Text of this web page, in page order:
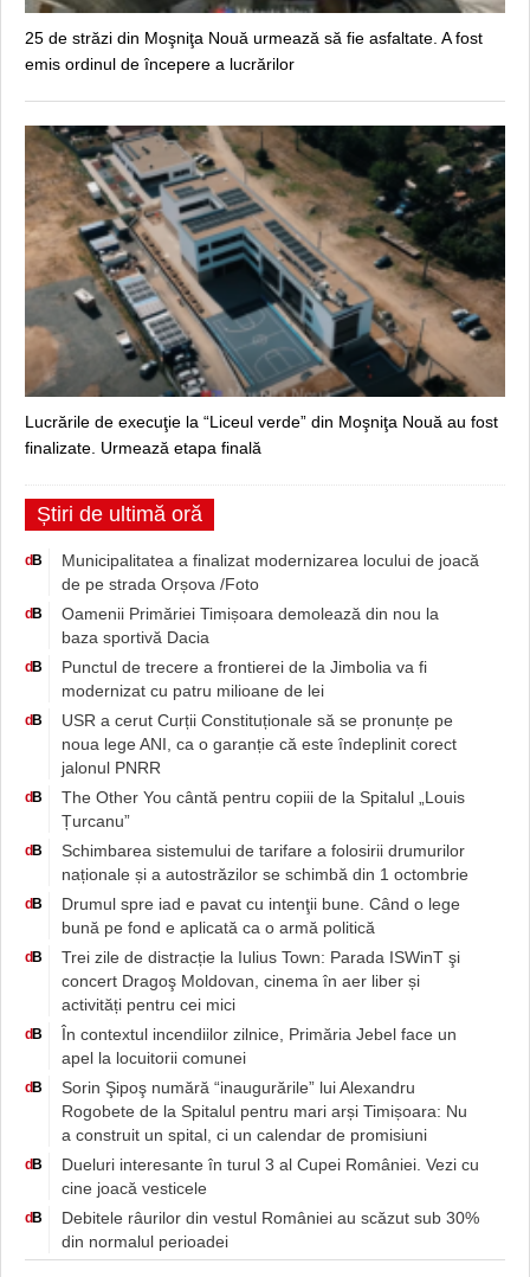
25 de străzi din Moşniţa Nouă urmează să fie asfaltate. A fost
emis ordinul de începere a lucrărilor
Lucrările de execuţie la “Liceul verde” din Moşniţa Nouă au fost
finalizate. Urmează etapa finală
Știri de ultimă oră
d B
Municipalitatea a finalizat modernizarea locului de joacă
de pe strada Orșova /Foto
d B
Oamenii Primăriei Timișoara demolează din nou la
baza sportivă Dacia
d B
Punctul de trecere a frontierei de la Jimbolia va fi
modernizat cu patru milioane de lei
d B
USR a cerut Curții Constituționale să se pronunțe pe
noua lege ANI, ca o garanție că este îndeplinit corect
jalonul PNRR
d B
The Other You cântă pentru copiii de la Spitalul „Louis
Țurcanu”
d B
Schimbarea sistemului de tarifare a folosirii drumurilor
naționale și a autostrăzilor se schimbă din 1 octombrie
d B
Drumul spre iad e pavat cu intenţii bune. Când o lege
bună pe fond e aplicată ca o armă politică
d B
Trei zile de distracție la Iulius Town: Parada ISWinT şi
concert Dragoş Moldovan, cinema în aer liber și
activități pentru cei mici
d B
În contextul incendiilor zilnice, Primăria Jebel face un
apel la locuitorii comunei
d B
Sorin Şipoş numără “inaugurările” lui Alexandru
Rogobete de la Spitalul pentru mari arși Timișoara: Nu
a construit un spital, ci un calendar de promisiuni
d B
Dueluri interesante în turul 3 al Cupei României. Vezi cu
cine joacă vesticele
d B
Debitele râurilor din vestul României au scăzut sub 30%
din normalul perioadei